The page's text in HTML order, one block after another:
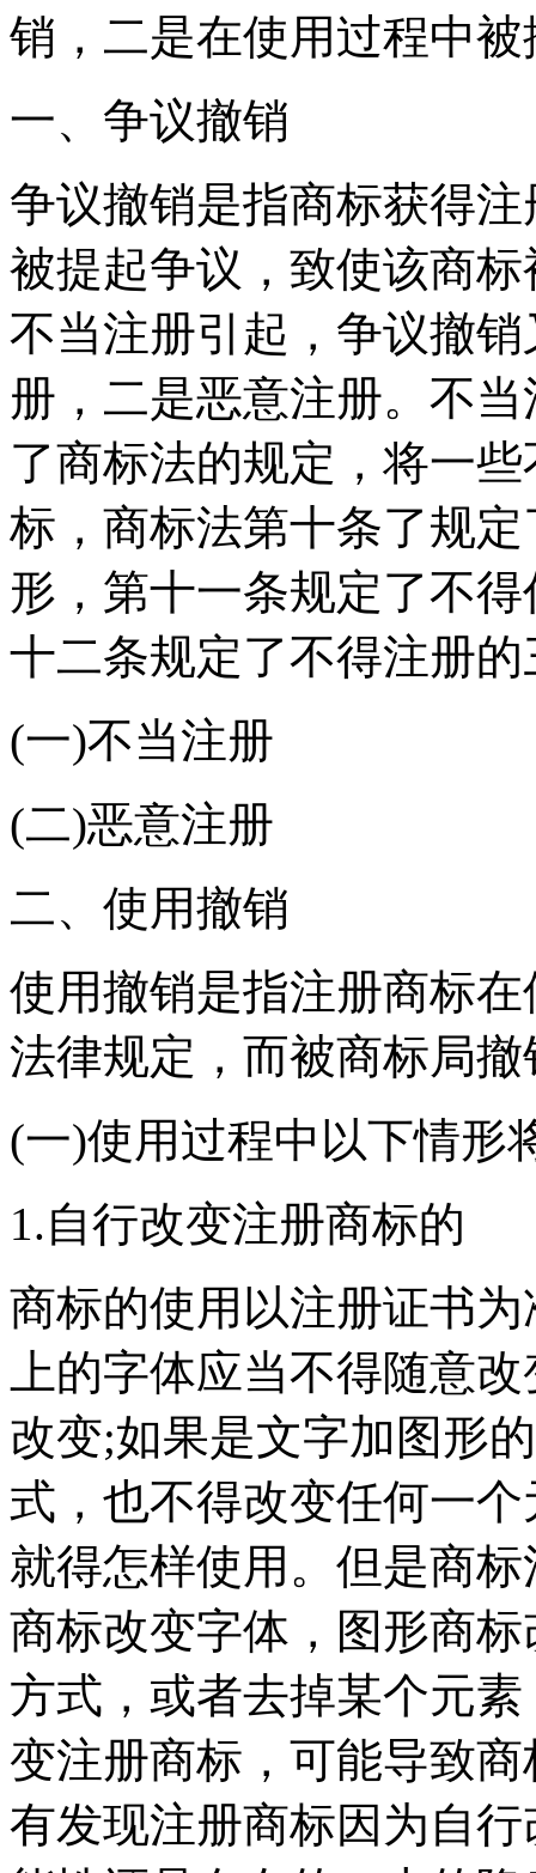
销，二是在使用过程中被
一、争议撤销
争议撤销是指商标获得
被提起争议，致使该商
不当注册引起，争议撤
册，二是恶意注册。不
了商标法的规定，将一
标，商标法第十条了规
形，第十一条规定了不
十二条规定了不得注册
(一)不当注册
(二)恶意注册
二、使用撤销
使用撤销是指注册商标
法律规定，而被商标局
(一)使用过程中以下情形
1.自行改变注册商标的
商标的使用以注册证书
上的字体应当不得随意
改变;如果是文字加图形
式，也不得改变任何一
就得怎样使用。但是商
商标改变字体，图形商
方式，或者去掉某个元
变注册商标，可能导致
有发现注册商标因为自